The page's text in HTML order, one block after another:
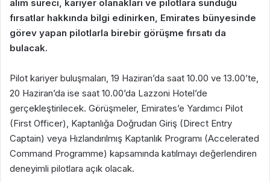
alım süreci, kariyer olanakları ve pilotlara sunduğu
fırsatlar hakkında bilgi edinirken, Emirates bünyesinde
görev yapan pilotlarla birebir görüşme fırsatı da
bulacak.
Pilot kariyer buluşmaları, 19 Haziran’da saat 10.00 ve 13.00’te,
20 Haziran’da ise saat 10.00’da Lazzoni Hotel’de
gerçekleştirilecek. Görüşmeler, Emirates’e Yardımcı Pilot
(First Officer), Kaptanlığa Doğrudan Giriş (Direct Entry
Captain) veya Hızlandırılmış Kaptanlık Programı (Accelerated
Command Programme) kapsamında katılmayı değerlendiren
deneyimli pilotlara açık olacak.